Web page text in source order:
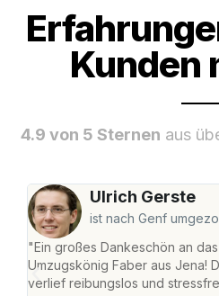
Kunden
4.9 von 5 Sternen aus
Ulrich Gerste
ist nach Genf
"Ein großes Dankeschön an
Umzugskönig Faber aus Jena!
verlief reibungslos und